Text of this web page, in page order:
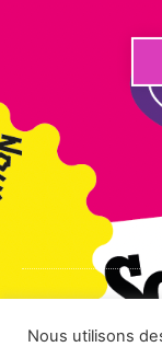
Mentions légales
Nous utilisons